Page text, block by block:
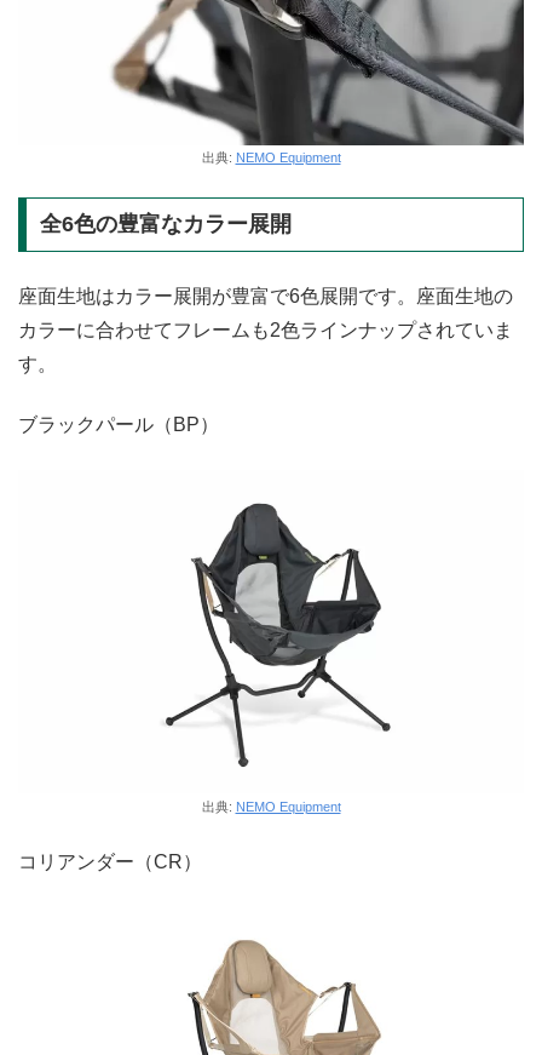
出典: NEMO Equipment
全6色の豊富なカラー展開
座面生地はカラー展開が豊富で6色展開です。座面生地の
カラーに合わせてフレームも2色ラインナップされていま
す。
ブラックパール（BP）
出典: NEMO Equipment
コリアンダー（CR）